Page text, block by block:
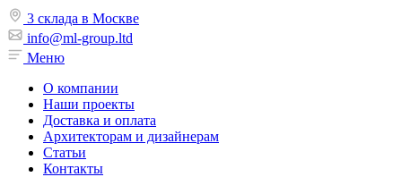
3 склада в Москве
info@ml-group.ltd
Меню
О компании
Наши проекты
Доставка и оплата
Архитекторам и дизайнерам
Статьи
Контакты